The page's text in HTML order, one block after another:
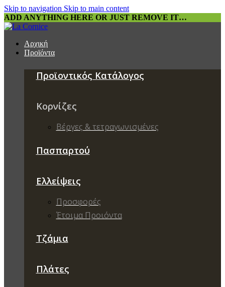
Skip to navigation Skip to main content
ADD ANYTHING HERE OR JUST REMOVE IT…
Αρχική
Προϊόντα
Προϊοντικός Κατάλογος
Κορνίζες
Βέργες & τετραγωνισμένες
Πασπαρτού
Ελλείψεις
Προσφορές
Έτοιμα Προιόντα
Τζάμια
Πλάτες